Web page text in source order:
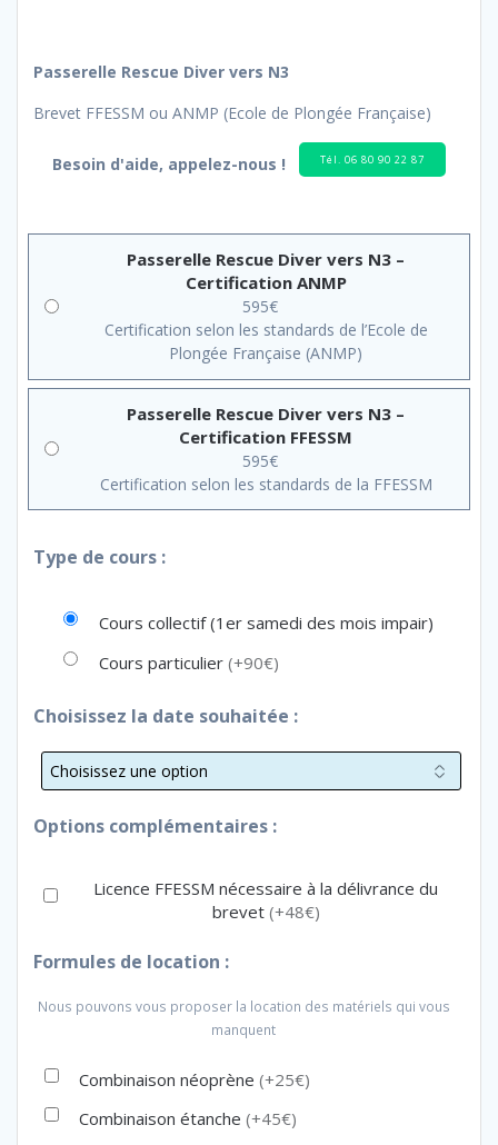
Passerelle Rescue Diver vers N3
Brevet FFESSM ou ANMP (Ecole de Plongée Française)
Besoin d'aide, appelez-nous ! Tél. 06 80 90 22 87
Passerelle Rescue Diver vers N3 –
Certification ANMP
595€
Certification selon les standards de l’Ecole de
Plongée Française (ANMP)
Passerelle Rescue Diver vers N3 –
Certification FFESSM
595€
Certification selon les standards de la FFESSM
Type de cours :
Cours collectif (1er samedi des mois impair)
Cours particulier (+90€)
Choisissez la date souhaitée :
Options complémentaires :
Licence FFESSM nécessaire à la délivrance du
brevet (+48€)
Formules de location :
Nous pouvons vous proposer la location des matériels qui vous
manquent
Combinaison néoprène(+25€)
Combinaison étanche(+45€)